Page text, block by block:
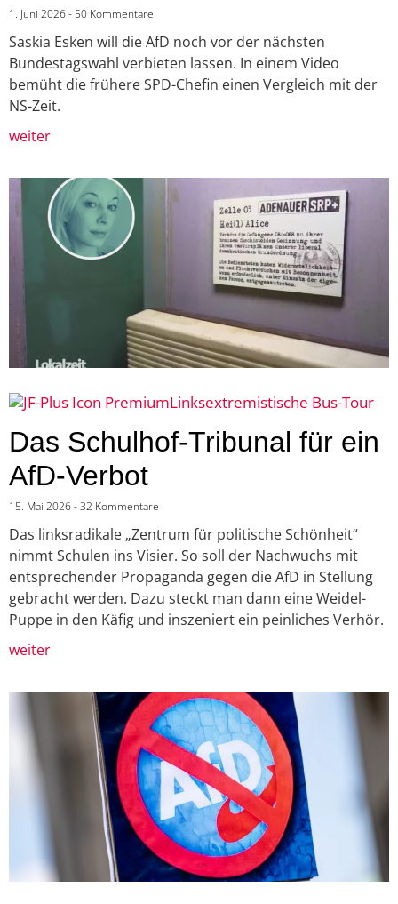
1. Juni 2026 50 Kommentare
Saskia Esken will die AfD noch vor der nächsten
Bundestagswahl verbieten lassen. In einem Video
bemüht die frühere SPD-Chefin einen Vergleich mit der
NS-Zeit.
weiter
Linksextremistische Bus-Tour
Das Schulhof-Tribunal für ein
AfD-Verbot
15. Mai 2026 32 Kommentare
Das linksradikale „Zentrum für politische Schönheit“
nimmt Schulen ins Visier. So soll der Nachwuchs mit
entsprechender Propaganda gegen die AfD in Stellung
gebracht werden. Dazu steckt man dann eine Weidel-
Puppe in den Käfig und inszeniert ein peinliches Verhör.
weiter